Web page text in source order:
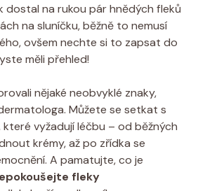
dostal na rukou pár hnědých fleků
na sluníčku, běžně to nemusí
ovšem nechte si to zapsat do
měli přehled!
nějaké neobvyklé znaky,
Můžete se setkat s
které vyžadují léčbu – od běžných
krémy, až po zřídka se
A pamatujte, co je
fleky